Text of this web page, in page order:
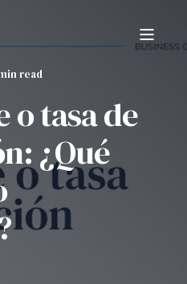
read
o tasa de
¿Qué